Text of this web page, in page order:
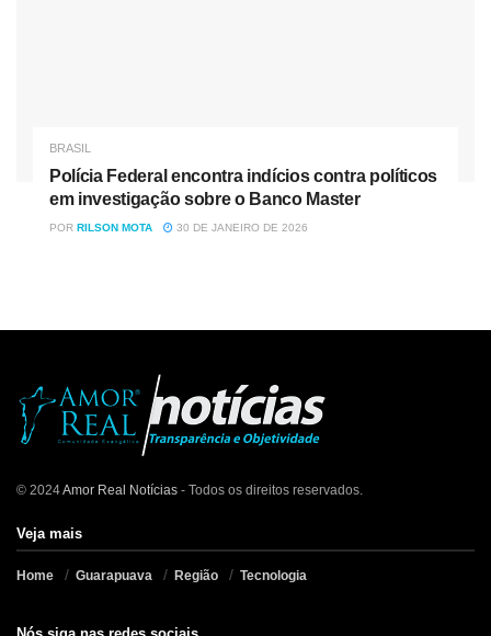
BRASIL
Polícia Federal encontra indícios contra políticos
em investigação sobre o Banco Master
POR RILSON MOTA 30 DE JANEIRO DE 2026
© 2024Amor Real Notícias - Todos os direitos reservados.
Veja mais
Home Guarapuava Região Tecnologia